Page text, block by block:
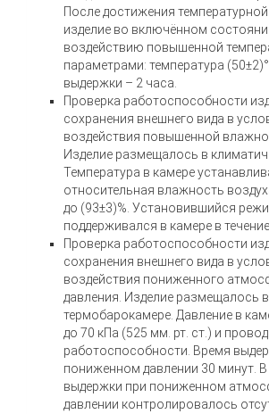
После достижения
изделие во включённом
воздействию повышенной
параметрами: температура
выдержки – 2 часа.
Проверка работоспособности
сохранения внешнего вида в
воздействия повышенной
Изделие размещалось в
Температура в камере
относительная влажность
до (93±3)%. Установившийся
поддерживался в камере в
Проверка работоспособности
сохранения внешнего вида в
воздействия пониженного
давления. Изделие размещалось в
термобарокамере. Давление в
до 70 кПа (525 мм. рт. ст.) и
работоспособности. Время
пониженном давлении 30 минут.
выдержки при пониженном
давлении контролировалось